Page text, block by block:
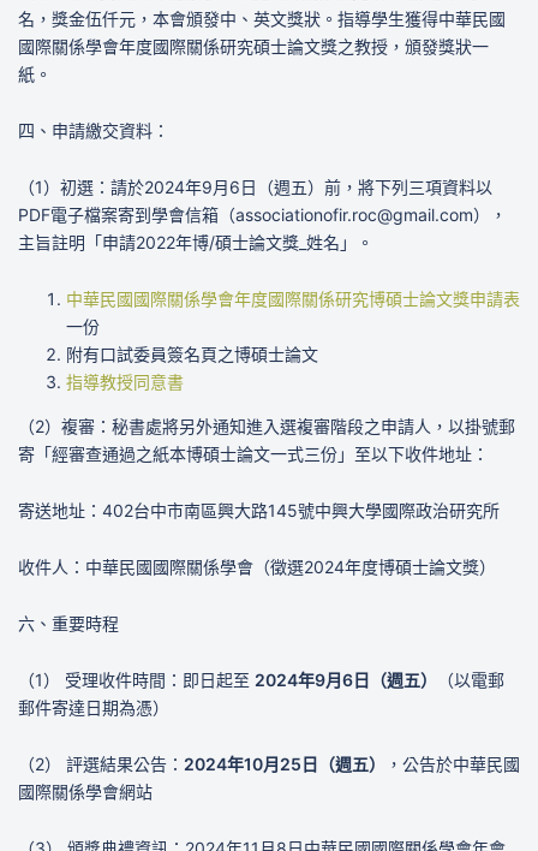
名，獎金伍仟元，本會頒發中、英文獎狀。指導學生獲得中華民國
國際關係學會年度國際關係研究碩士論文獎之教授，頒發獎狀一
紙。
四、申請繳交資料：
（1）初選：請於2024年9月6日（週五）前，將下列三項資料以
PDF電子檔案寄到學會信箱（associationofir.roc@gmail.com），
主旨註明「申請2022年博/碩士論文獎_姓名」。
中華民國國際關係學會年度國際關係研究博碩士論文獎申請表
一份
附有口試委員簽名頁之博碩士論文
指導教授同意書
（2）複審：秘書處將另外通知進入選複審階段之申請人，以掛號郵
寄「經審查通過之紙本博碩士論文一式三份」至以下收件地址：
寄送地址：402台中市南區興大路145號中興大學國際政治研究所
收件人：中華民國國際關係學會（徵選2024年度博碩士論文獎）
六、重要時程
（1） 受理收件時間：即日起至 2024年9月6日（週五）
（以電郵
郵件寄達日期為憑）
（2） 評選結果公告： 2024年10月25日（週五）
，公告於中華民國
國際關係學會網站